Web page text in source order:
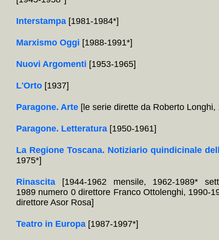
Interstampa [1981-1984*]
Marxismo Oggi [1988-1991*]
Nuovi Argomenti [1953-1965]
L'Orto [1937]
Paragone. Arte [le serie dirette da Roberto Longhi,
Paragone. Letteratura [1950-1961]
La Regione Toscana. Notiziario quindicinale
1975*]
Rinascita [1944-1962 mensile, 1962-1989*
1989 numero 0 direttore Franco Ottolenghi, 1990-
direttore Asor Rosa]
Teatro in Europa [1987-1997*]